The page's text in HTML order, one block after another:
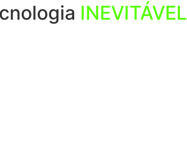
INEVITÁVEL